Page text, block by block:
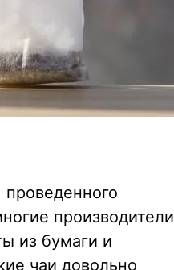
производители
из бумаги и
чаи довольно